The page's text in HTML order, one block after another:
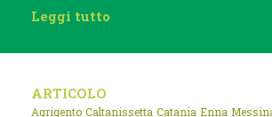
Leggi tutto
ARTICOLO
Agrigento Caltanissetta Catania Enna